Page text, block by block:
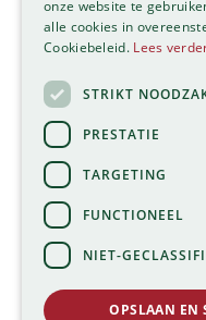
onze website te
alle cookies in
Cookiebeleid. Lees
STRIKT
PRESTATIE
TARGETING
FUNCTIONEEL
NIET-
OPSLAAN EN